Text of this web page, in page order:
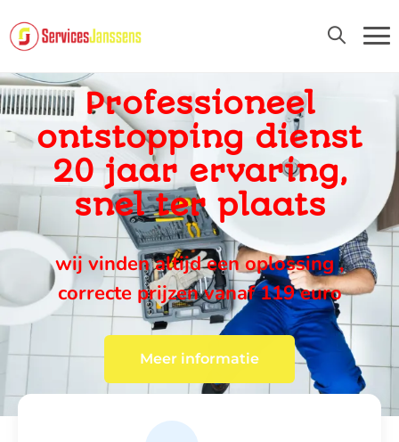
Professioneel
ontstopping dienst
20 jaar ervaring,
snel ter plaats
wij vinden altijd een oplossing ,
correcte prijzen vanaf 119 euro
Meer informatie